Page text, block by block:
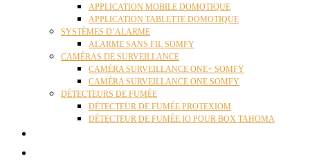
APPLICATION MOBILE DOMOTIQUE
APPLICATION TABLETTE DOMOTIQUE
SYSTÈMES D’ALARME
ALARME SANS FIL SOMFY
CAMÉRAS DE SURVEILLANCE
CAMÉRA SURVEILLANCE ONE+ SOMFY
CAMÉRA SURVEILLANCE ONE SOMFY
DÉTECTEURS DE FUMÉE
DÉTECTEUR DE FUMÉE PROTEXIOM
DÉTECTEUR DE FUMÉE IO POUR BOX TAHOMA